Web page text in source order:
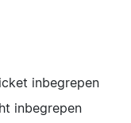
inbegrepen
inbegrepen